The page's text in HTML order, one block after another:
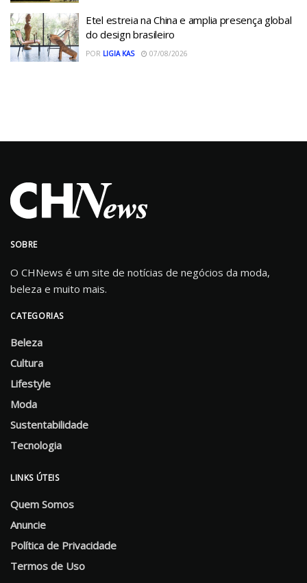
Etel estreia na China e amplia presença global
do design brasileiro
POR LIGIA KAS 07/08/2026
SOBRE
O CHNews é um site de notícias de negócios da moda,
beleza e muito mais.
CATEGORIAS
Beleza
Cultura
Lifestyle
Moda
Sustentabilidade
Tecnologia
LINKS ÚTEIS
Quem Somos
Anuncie
Política de Privacidade
Termos de Uso